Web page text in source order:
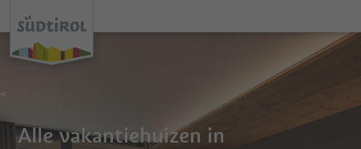
Alle vakantiehuizen in